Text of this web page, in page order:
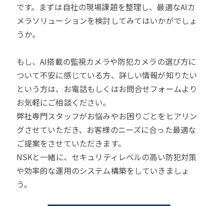
です。まずは自社の現場課題を整理し、最適なAIカ
メラソリューションを検討してみてはいかがでしょ
うか。
もし、AI搭載の監視カメラや防犯カメラの選び方に
ついて不安に感じている方、詳しい情報が知りたい
という方は、お電話もしくはお問合せフォームより
お気軽にご相談ください。
弊社専門スタッフがお悩みやお困りごとをヒアリン
グさせていただき、お客様のニーズに合った最適な
ご提案をさせていただきます。
NSKと一緒に、セキュリティレベルの高い防犯対策
や効率的な運用のシステム構築をしていきましょ
う。